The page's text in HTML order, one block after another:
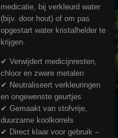
medicatie, bij verkleurd water
(bijv. door hout) of om pas
opgestart water kristalhelder te
krijgen.
✔ Verwijdert medicijnresten,
chloor en zware metalen
✔ Neutraliseert verkleuringen
en ongewenste geurtjes
✔ Gemaakt van stofvrije,
duurzame koolkorrels
✔ Direct klaar voor gebruik –